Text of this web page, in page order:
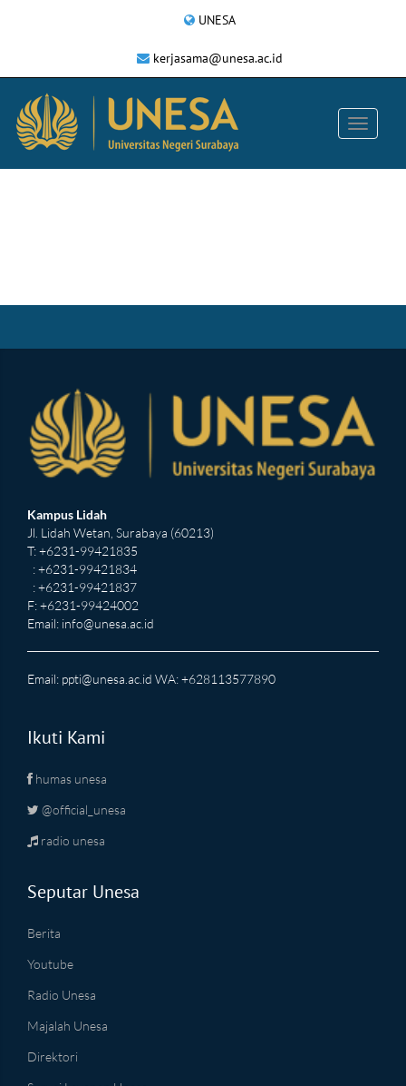
UNESA
kerjasama@unesa.ac.id
Kampus Lidah
Jl. Lidah Wetan, Surabaya (60213)
T: +6231-99421835
: +6231-99421834
: +6231-99421837
F: +6231-99424002
Email: info@unesa.ac.id
Email: ppti@unesa.ac.id WA: +628113577890
Ikuti Kami
humas unesa
@official_unesa
radio unesa
Seputar Unesa
Berita
Youtube
Radio Unesa
Majalah Unesa
Direktori